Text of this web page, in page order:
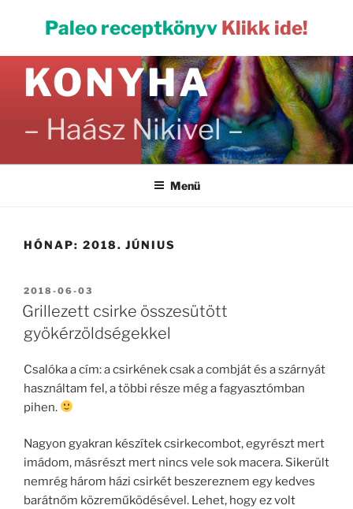
Paleo receptkönyv Klikk ide!
PALEO
KONYHA
– Haász Nikivel –
Menü
HÓNAP: 2018. JÚNIUS
BEKÜLDVE:
2018-06-03
Grillezett csirke összesütött
gyökérzöldségekkel
Csalóka a cím: a csirkének csak a combját és a szárnyát
használtam fel, a többi része még a fagyasztómban
pihen.
Nagyon gyakran készítek csirkecombot, egyrészt mert
imádom, másrészt mert nincs vele sok macera. Sikerült
nemrég három házi csirkét beszereznem egy kedves
barátnőm közreműködésével. Lehet, hogy ez volt